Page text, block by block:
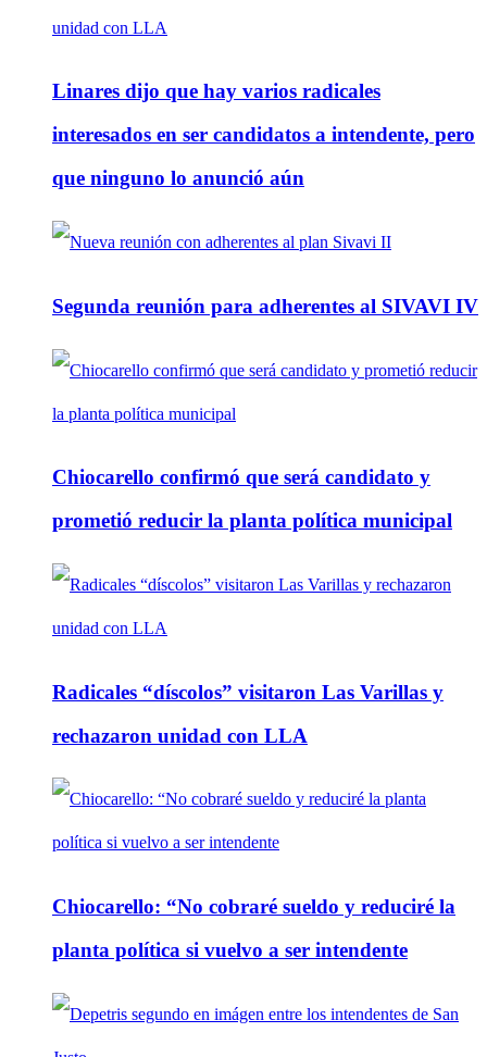
Linares dijo que hay varios radicales
interesados en ser candidatos a intendente, pero
que ninguno lo anunció aún
Segunda reunión para adherentes al SIVAVI IV
Chiocarello confirmó que será candidato y
prometió reducir la planta política municipal
Radicales “díscolos” visitaron Las Varillas y
rechazaron unidad con LLA
Chiocarello: “No cobraré sueldo y reduciré la
planta política si vuelvo a ser intendente